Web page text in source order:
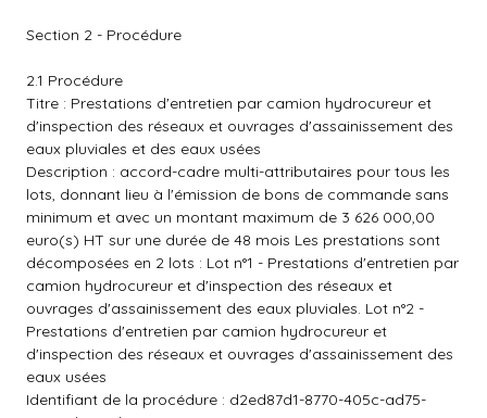
Section 2 - Procédure
2.1 Procédure
Titre : Prestations d'entretien par camion hydrocureur et
d'inspection des réseaux et ouvrages d'assainissement des
eaux pluviales et des eaux usées
Description : accord-cadre multi-attributaires pour tous les
lots, donnant lieu à l'émission de bons de commande sans
minimum et avec un montant maximum de 3 626 000,00
euro(s) HT sur une durée de 48 mois Les prestations sont
décomposées en 2 lots : Lot n°1 - Prestations d'entretien par
camion hydrocureur et d'inspection des réseaux et
ouvrages d'assainissement des eaux pluviales. Lot n°2 -
Prestations d'entretien par camion hydrocureur et
d'inspection des réseaux et ouvrages d'assainissement des
eaux usées
Identifiant de la procédure : d2ed87d1-8770-405c-ad75-